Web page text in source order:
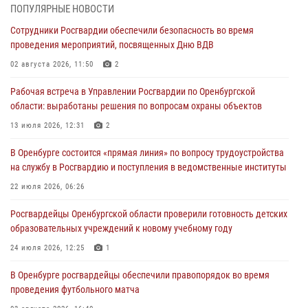
28 июля 2026, 09:41 1
Росгвардейцы обеспечили правопорядок на праздновании Дня
ВМФ в Оренбурге
27 июля 2026, 14:36 2
Росгвардейцы предотвратили трагедию: спасен мужчина в тяжелой
жизненной ситуации (ВИДЕО)
26 июля 2026, 14:45 1
Росгвардейцы Оренбургской области проверили готовность детских
образовательных учреждений к новому учебному году
24 июля 2026, 12:25
При силовой поддержке ОМОН «Кобра» Росгвардии в Оренбурге
проведён рейд по строительным объектам
23 июля 2026, 10:47
ПОПУЛЯРНЫЕ НОВОСТИ
Сотрудники Росгвардии обеспечили безопасность во время
проведения мероприятий, посвященных Дню ВДВ
02 августа 2026, 11:50 2
Рабочая встреча в Управлении Росгвардии по Оренбургской
области: выработаны решения по вопросам охраны объектов
13 июля 2026, 12:31 2
В Оренбурге состоится «прямая линия» по вопросу трудоустройства
на службу в Росгвардию и поступления в ведомственные институты
22 июля 2026, 06:26
Росгвардейцы Оренбургской области проверили готовность детских
образовательных учреждений к новому учебному году
24 июля 2026, 12:25 1
В Оренбурге росгвардейцы обеспечили правопорядок во время
проведения футбольного матча